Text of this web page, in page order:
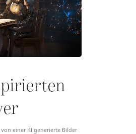
einer KI generierte Bilder